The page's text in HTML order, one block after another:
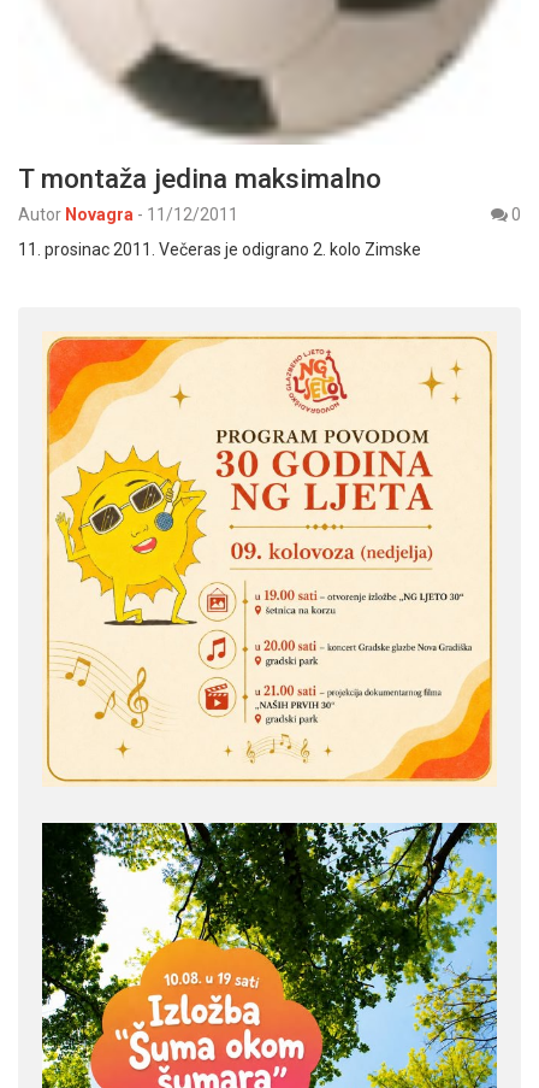
T montaža jedina maksimalno
Autor Novagra - 11/12/2011
0
11. prosinac 2011. Večeras je odigrano 2. kolo Zimske